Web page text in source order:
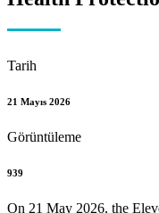
Tarih
21 Mayıs 2026
Görüntüleme
939
On 21 May 2026, the